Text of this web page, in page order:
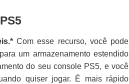
Com esse recurso, você pode
um armazenamento estendido
do seu console PS5, e você
quiser jogar. É mais rápido